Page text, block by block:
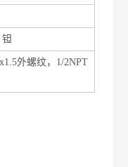
外螺纹，1/2NPT